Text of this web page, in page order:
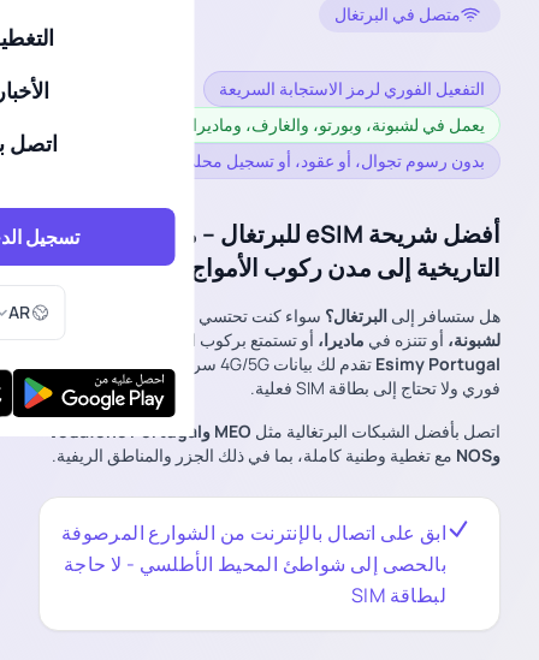
اتصل
تسجيل
AR
اختر
متصل في البرتغال
التفعيل الفوري لرمز الاستجابة السريعة
يعمل في لشبونة، وبورتو، والغارف، وماديرا وغيرها
بدون رسوم تجوال، أو عقود، أو تسجيل محلي
أفضل شريحة eSIM للبرتغال – من المدن
التاريخية إلى مدن ركوب الأمواج
هل ستسافر إلى البرتغال؟ سواء كنت تحتسي قهوة الإسبريسو في
لشبونة، أو تتنزه في ماديرا، أو تستمتع بركوب الأمواج في
فإن
Esimy Portugal
تقدم لك بيانات 4G/5G سريعة وموثوقة مع تفعيل
فوري ولا تحتاج إلى بطاقة SIM فعلية.
اتصل بأفضل الشبكات البرتغالية مثل MEO وVodafone Portugal
وNOS
مع تغطية وطنية كاملة، بما في ذلك الجزر والمناطق الريفية.
ابق على اتصال بالإنترنت من الشوارع المرصوفة
بالحصى إلى شواطئ المحيط الأطلسي - لا حاجة
لبطاقة SIM